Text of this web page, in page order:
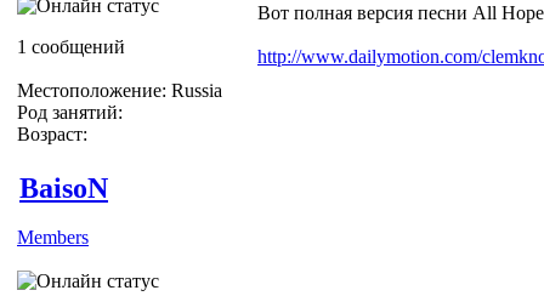
1 сообщений
Местоположение: Russia
Род занятий:
Возраст:
Вот полная версия песни All
http://www.dailymotion.com/
BaisoN
Members